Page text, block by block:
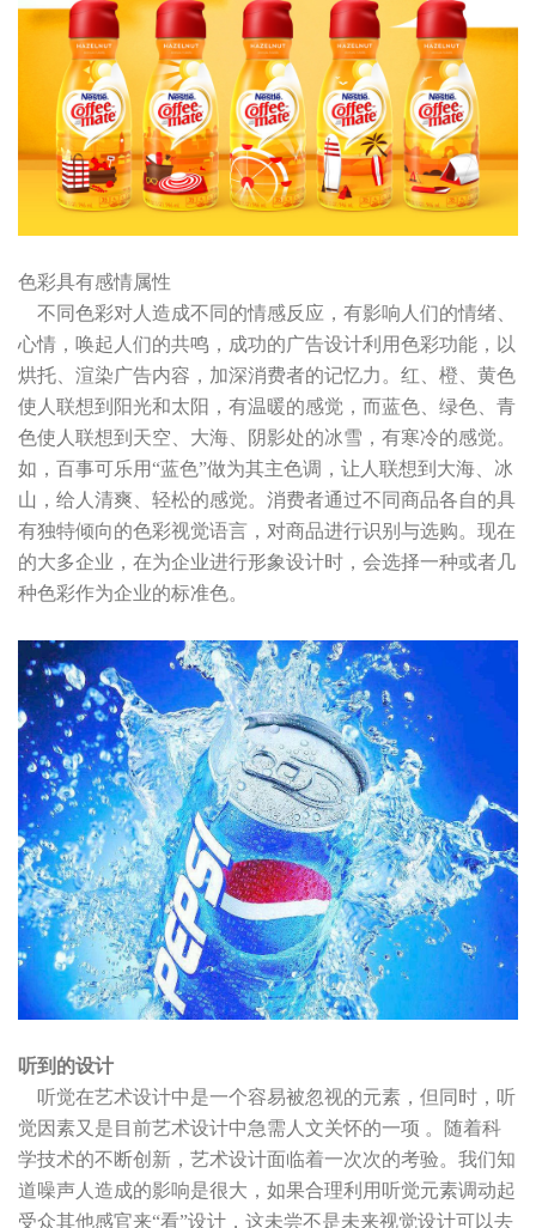
色彩具有感情属性
不同色彩对人造成不同的情感反应，有影响人们的情绪、
心情，唤起人们的共鸣，成功的广告设计利用色彩功能，以
烘托、渲染广告内容，加深消费者的记忆力。红、橙、黄色
使人联想到阳光和太阳，有温暖的感觉，而蓝色、绿色、青
色使人联想到天空、大海、阴影处的冰雪，有寒冷的感觉。
如，百事可乐用“蓝色”做为其主色调，让人联想到大海、冰
山，给人清爽、轻松的感觉。消费者通过不同商品各自的具
有独特倾向的色彩视觉语言，对商品进行识别与选购。现在
的大多企业，在为企业进行形象设计时，会选择一种或者几
种色彩作为企业的标准色。
听到的设计
听觉在艺术设计中是一个容易被忽视的元素，但同时，听
觉因素又是目前艺术设计中急需人文关怀的一项 。随着科
学技术的不断创新，艺术设计面临着一次次的考验。我们知
道噪声人造成的影响是很大，如果合理利用听觉元素调动起
受众其他感官来“看”设计，这未尝不是未来视觉设计可以去